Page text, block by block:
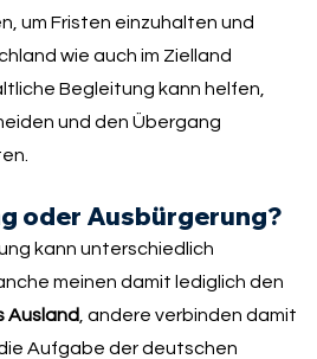
um Fristen einzuhalten und
wie auch im Zielland
Begleitung kann helfen,
und den Übergang
oder Ausbürgerung?
kann unterschiedlich
meinen damit lediglich den
Ausland , andere verbinden damit
Aufgabe der deutschen